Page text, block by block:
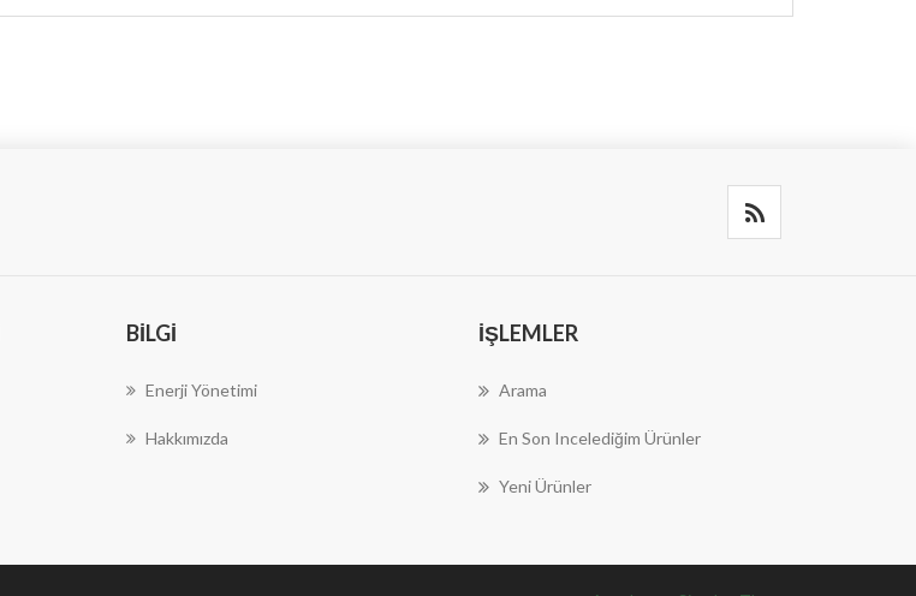
BILGI
Enerji Yönetimi
Hakkımızda
İŞLEMLER
Arama
En Son Incelediğim Ürünler
Yeni Ürünler